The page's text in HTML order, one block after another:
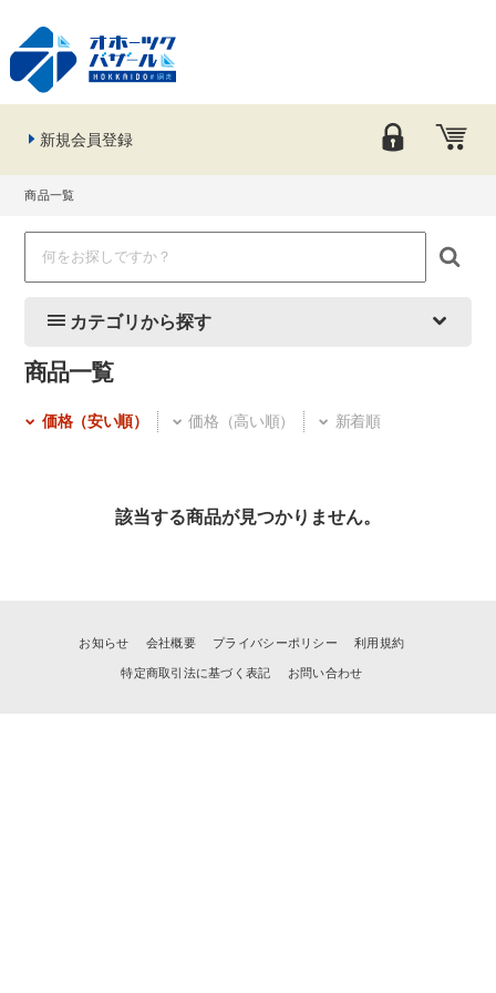
新規会員登録
商品一覧
カテゴリから探す
商品一覧
価格（安い順） 価格（高い順） 新着順
該当する商品が見つかりません。
お知らせ 会社概要 プライバシーポリシー 利用規約
特定商取引法に基づく表記 お問い合わせ